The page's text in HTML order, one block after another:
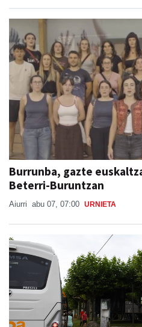
Burrunba, gazte
Beterri-Buruntzan
Aiurri abu 07, 07:00 URNIETA